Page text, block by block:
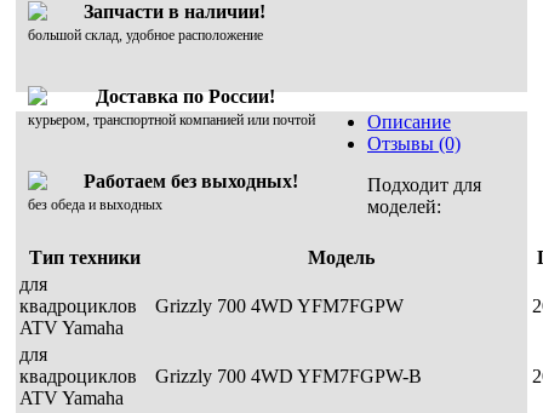
Запчасти в наличии!
большой склад, удобное расположение
Доставка по России!
курьером, транспортной компанией или почтой
Работаем без выходных!
без обеда и выходных
Описание
Отзывы (0)
Подходит для
моделей:
Тип техники Модель
для
квадроциклов
ATV Yamaha
Grizzly 700 4WD YFM7FGPW
для
квадроциклов
ATV Yamaha
Grizzly 700 4WD YFM7FGPW-B